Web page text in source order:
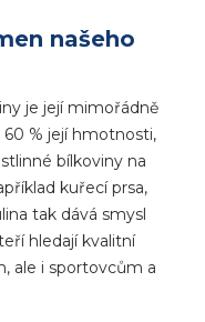
našeho
je její mimořádně
60 % její hmotnosti,
bílkoviny na
kuřecí prsa,
tak dává smysl
hledají kvalitní
ale i sportovcům a